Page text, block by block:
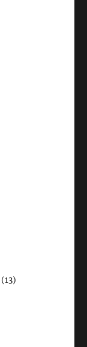
(13)